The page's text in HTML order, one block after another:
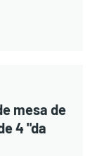
mesa de
4 "da